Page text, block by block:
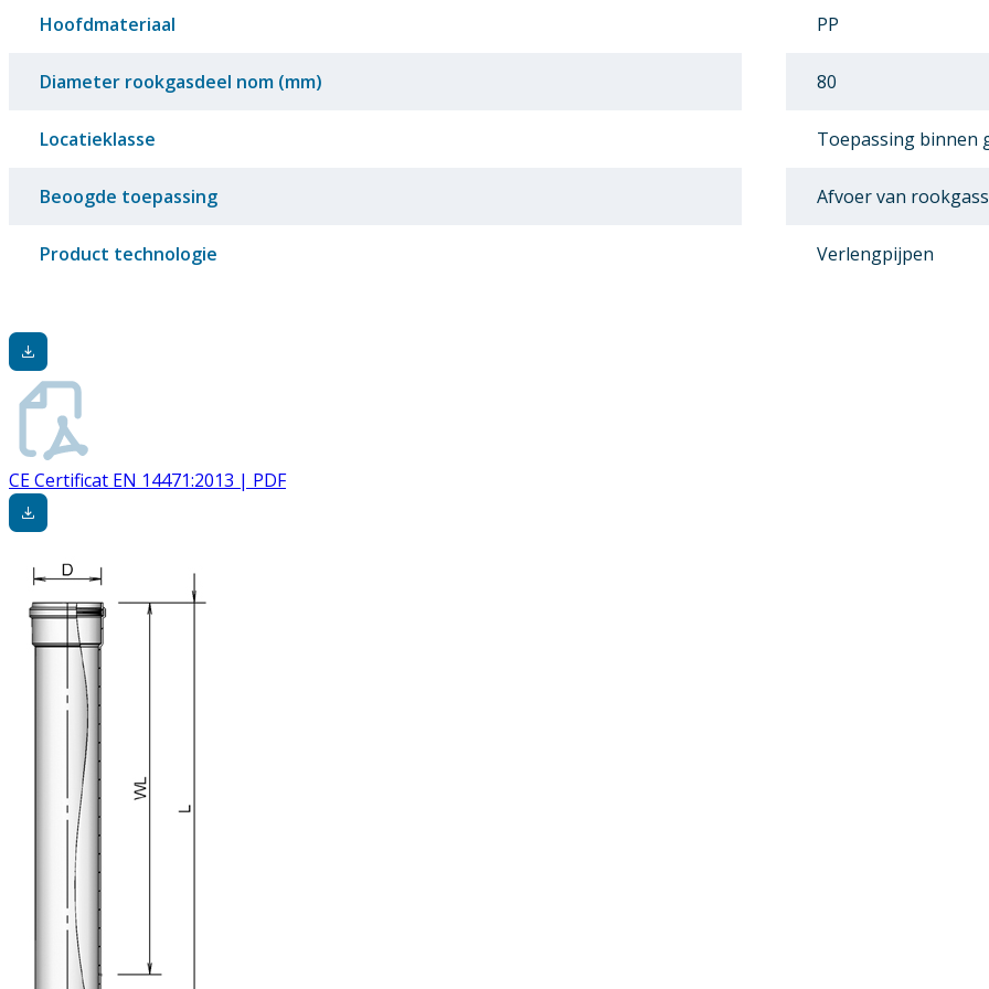
Hoofdmateriaal PP
Diameter rookgasdeel nom (mm) 80
Locatieklasse Toepassing binnen
Beoogde toepassing Afvoer van
Product technologie Verlengpijpen
CE Certificat EN 14471:2013 | PDF